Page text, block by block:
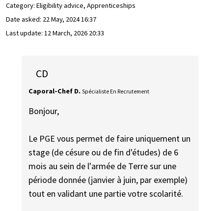
Category: Eligibility advice, Apprenticeships
Date asked: 22 May, 2024 16:37
Last update: 12 March, 2026 20:33
CD
Caporal-Chef D. Spécialiste En Recrutement
Bonjour,
Le PGE vous permet de faire uniquement un
stage (de césure ou de fin d'études) de 6
mois au sein de l'armée de Terre sur une
période donnée (janvier à juin, par exemple)
tout en validant une partie votre scolarité.